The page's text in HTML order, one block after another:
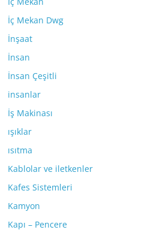
İç Mekan Dwg
İnşaat
İnsan
İnsan Çeşitli
insanlar
İş Makinası
ışıklar
ısıtma
Kablolar ve iletkenler
Kafes Sistemleri
Kamyon
Kapı – Pencere